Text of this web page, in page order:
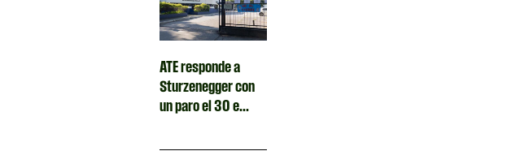
ATE responde a
Sturzenegger con
un paro el 30 e...